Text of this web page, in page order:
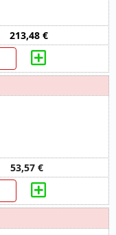
213,48 €
53,57 €